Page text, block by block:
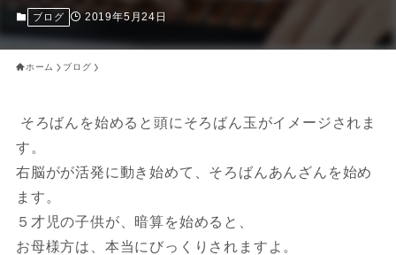
ブログ 2019年5月24日
ホーム ブログ
そろばんを始めると頭にそろばん玉がイメージされま
す。
右脳がが活発に動き始めて、そろばんあんざんを始め
ます。
５才児の子供が、暗算を始めると、
お母様方は、本当にびっくりされますよ。